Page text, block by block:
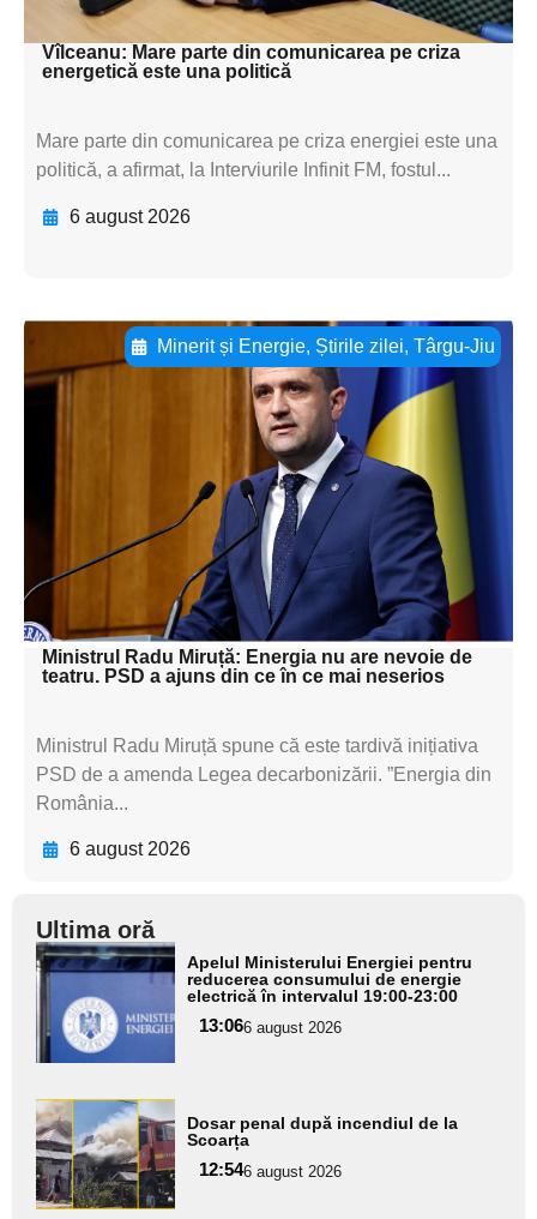
textul pentru subti
Vîlceanu: Mare parte din comunicarea pe criza
energetică este una politică
Mare parte din comunicarea pe criza energiei este una
politică, a afirmat, la Interviurile Infinit FM, fostul...
6 august 2026
Minerit și Energie, Știrile zilei, Târgu-Jiu
Adaugă aici textul pentru
subtitluAdaugă aici
textul pentru
subtitluAdaugă aici
textul pentru
subtitluAdaugă aici
textul pentru subti
Ministrul Radu Miruță: Energia nu are nevoie de
teatru. PSD a ajuns din ce în ce mai neserios
Ministrul Radu Miruță spune că este tardivă inițiativa
PSD de a amenda Legea decarbonizării. ”Energia din
România...
6 august 2026
Ultima oră
Adaugă
aici textul
pentru
subtitlu
Apelul Ministerului Energiei pentru
reducerea consumului de energie
electrică în intervalul 19:00-23:00
13:066 august 2026
Adaugă
aici textul
pentru
subtitlu
Dosar penal după incendiul de la
Scoarța
12:546 august 2026